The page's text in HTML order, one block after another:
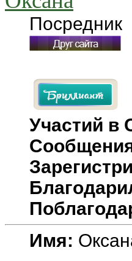
Посредник
Участий в
Имя: